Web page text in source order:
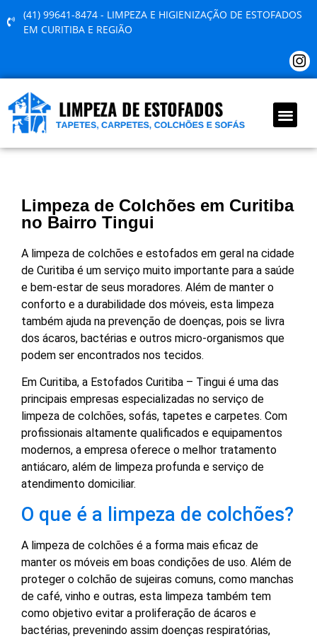
(41) 99641-8474 - LIMPEZA E HIGIENIZAÇÃO DE ESTOFADOS
EM CURITIBA E REGIÃO
Limpeza de Colchões em Curitiba
no Bairro Tingui
A limpeza de colchões e estofados em geral na cidade
de Curitiba é um serviço muito importante para a saúde
e bem-estar de seus moradores. Além de manter o
conforto e a durabilidade dos móveis, esta limpeza
também ajuda na prevenção de doenças, pois se livra
dos ácaros, bactérias e outros micro-organismos que
podem ser encontrados nos tecidos.
Em Curitiba, a Estofados Curitiba – Tingui é uma das
principais empresas especializadas no serviço de
limpeza de colchões, sofás, tapetes e carpetes. Com
profissionais altamente qualificados e equipamentos
modernos, a empresa oferece o melhor tratamento
antiácaro, além de limpeza profunda e serviço de
atendimento domiciliar.
O que é a limpeza de colchões?
A limpeza de colchões é a forma mais eficaz de
manter os móveis em boas condições de uso. Além de
proteger o colchão de sujeiras comuns, como manchas
de café, vinho e outras, esta limpeza também tem
como objetivo evitar a proliferação de ácaros e
bactérias, prevenindo assim doenças respiratórias,